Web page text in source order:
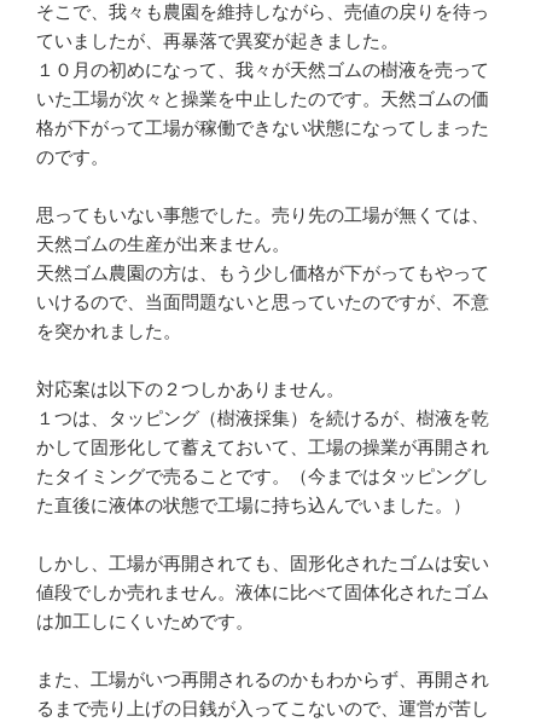
そこで、我々も農園を維持しながら、売値の戻りを待っ
ていましたが、再暴落で異変が起きました。
１０月の初めになって、我々が天然ゴムの樹液を売って
いた工場が次々と操業を中止したのです。天然ゴムの価
格が下がって工場が稼働できない状態になってしまった
のです。
思ってもいない事態でした。売り先の工場が無くては、
天然ゴムの生産が出来ません。
天然ゴム農園の方は、もう少し価格が下がってもやって
いけるので、当面問題ないと思っていたのですが、不意
を突かれました。
対応案は以下の２つしかありません。
１つは、タッピング（樹液採集）を続けるが、樹液を乾
かして固形化して蓄えておいて、工場の操業が再開され
たタイミングで売ることです。（今まではタッピングし
た直後に液体の状態で工場に持ち込んでいました。）
しかし、工場が再開されても、固形化されたゴムは安い
値段でしか売れません。液体に比べて固体化されたゴム
は加工しにくいためです。
また、工場がいつ再開されるのかもわからず、再開され
るまで売り上げの日銭が入ってこないので、運営が苦し